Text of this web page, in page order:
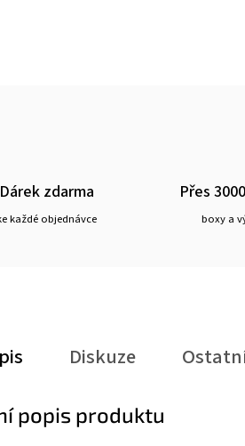
Dárek zdarma
každé objednávce
Přes
boxy a
Diskuze
popis produktu